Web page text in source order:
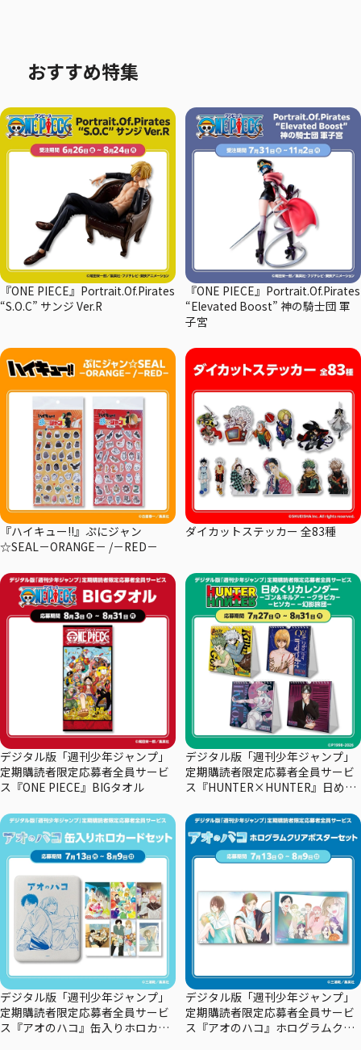
おすすめ特集
『ONE PIECE』Portrait.Of.Pirates
“S.O.C” サンジ Ver.R
『ONE PIECE』Portrait.Of.Pirates
“Elevated Boost” 神の騎士団 軍
子宮
『ハイキュー!!』ぷにジャン
☆SEAL－ORANGE－ /－RED－
ダイカットステッカー 全83種
デジタル版「週刊少年ジャンプ」
定期購読者限定応募者全員サービ
ス『ONE PIECE』BIGタオル
デジタル版「週刊少年ジャンプ」
定期購読者限定応募者全員サービ
ス『HUNTER×HUNTER』日めく
デジタル版「週刊少年ジャンプ」
定期購読者限定応募者全員サービ
ス『アオのハコ』缶入りホロカー
デジタル版「週刊少年ジャンプ」
定期購読者限定応募者全員サービ
ス『アオのハコ』ホログラムクリ